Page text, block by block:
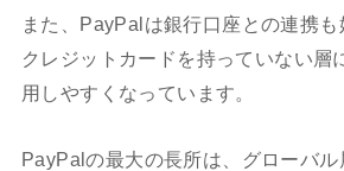
また、PayPalは銀行口座との連携も
クレジットカードを持っていない層
用しやすくなっています。
PayPalの最大の長所は、グローバ